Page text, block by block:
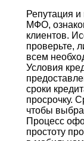
Репутация
МФО,
клиентов.
проверьте,
всем
Условия
сроки
просрочку.
чтобы
Процесс
простоту